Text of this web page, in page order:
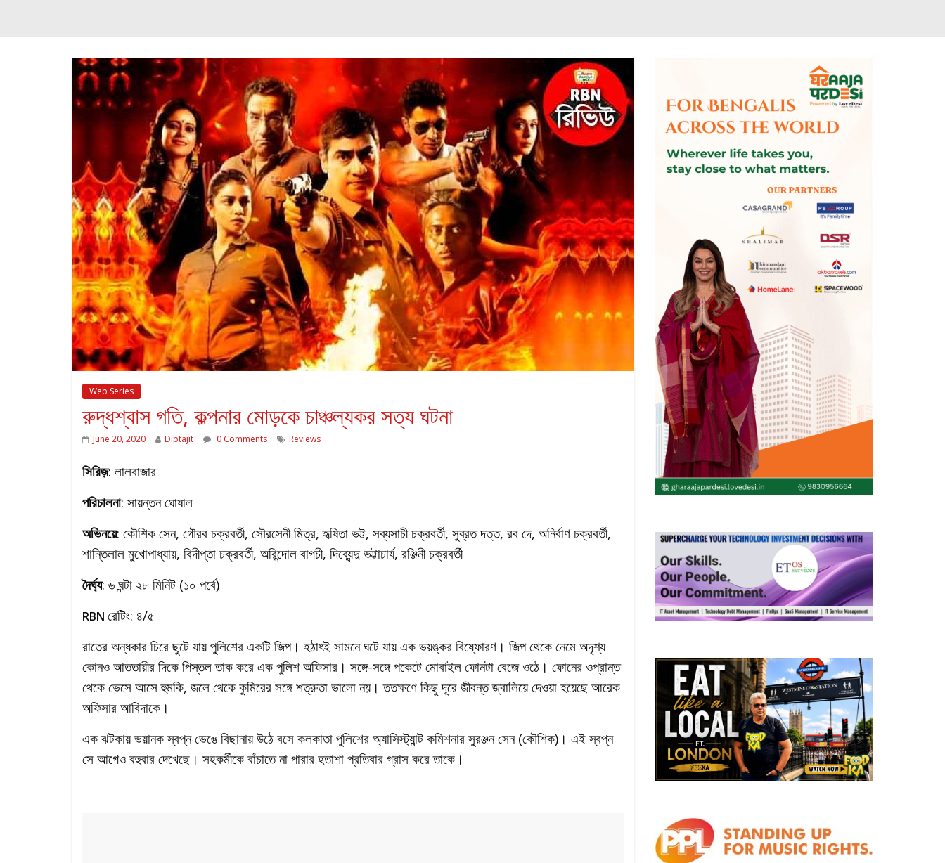
Web Series
রুদ্ধশ্বাস গতি, কল্পনার মোড়কে চাঞ্চল্যকর সত্য ঘটনা
June 20, 2020 Diptajit 0 Comments Reviews
সিরিজ়: লালবাজার
পরিচালনা: সায়ন্তন ঘোষাল
অভিনয়ে: কৌশিক সেন, গৌরব চক্রবর্তী, সৌরসেনী মিত্র, হৃষিতা ভট্ট, সব্যসাচী চক্রবর্তী, সুব্রত দত্ত, রব দে, অনির্বাণ চক্রবর্তী,
শান্তিলাল মুখোপাধ্যায়, বিদীপ্তা চক্রবর্তী, অরিন্দোল বাগচী, দিব্যেন্দু ভট্টাচার্য, রঞ্জিনী চক্রবর্তী
দৈর্ঘ্য: ৬ ঘন্টা ২৮ মিনিট (১০ পর্বে)
RBN রেটিং: ৪/৫
রাতের অন্ধকার চিরে ছুটে যায় পুলিশের একটি জিপ। হঠাৎই সামনে ঘটে যায় এক ভয়ঙ্কর বিষ্ফোরণ। জিপ থেকে নেমে অদৃশ্য
কোনও আততায়ীর দিকে পিস্তল তাক করে এক পুলিশ অফিসার। সঙ্গে-সঙ্গে পকেটে মোবাইল ফোনটা বেজে ওঠে। ফোনের ওপ্রান্ত
থেকে ভেসে আসে হুমকি, জলে থেকে কুমিরের সঙ্গে শত্রুতা ভালো নয়। ততক্ষণে কিছু দূরে জীবন্ত জ্বালিয়ে দেওয়া হয়েছে আরেক
অফিসার আবিদাকে।
এক ঝটকায় ভয়ানক স্বপ্ন ভেঙে বিছানায় উঠে বসে কলকাতা পুলিশের অ্যাসিস্ট্যান্ট কমিশনার সুরঞ্জন সেন (কৌশিক)। এই স্বপ্ন
সে আগেও বহুবার দেখেছে। সহকর্মীকে বাঁচাতে না পারার হতাশা প্রতিবার গ্রাস করে তাকে।